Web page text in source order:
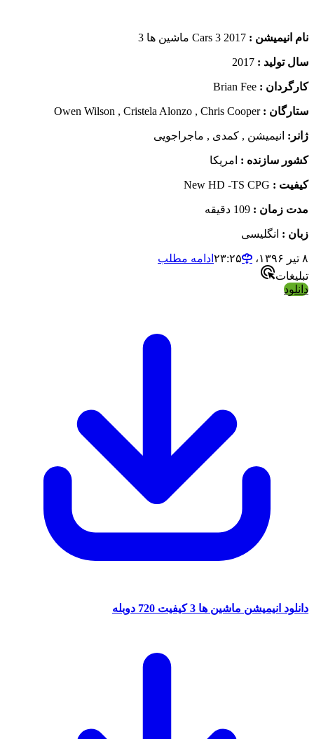
نام انیمیشن : Cars 3 2017 ماشین ها 3
سال تولید : 2017
کارگردان :
ستارگان :Owen Wilson , Cristela Alonzo , Chris Cooper
ژانر: انیمیشن , کمدی , ماجراجویی
کشور سازنده : امریکا
کیفیت : New HD -TS CPG
مدت زمان :
زبان : انگلیسی
۸ تیر ۱۳۹۶،‏ ۲۳:۲۵
ادامه مطلب
تبلیغات
دانلود
دانلود انیمیشن ماشین ها 3 کیفیت 720 دوبله